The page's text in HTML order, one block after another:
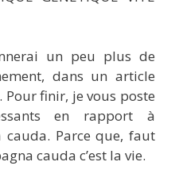
un peu plus de
dans un article
finir, je vous poste
en rapport à
cauda. Parce que, faut
cauda c’est la vie.